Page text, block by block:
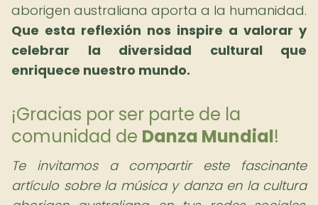
aborigen australiana aporta a la humanidad.
Que esta reflexión nos inspire a valorar y
celebrar la diversidad cultural que
enriquece nuestro mundo.
¡Gracias por ser parte de la
comunidad de Danza Mundial!
Te invitamos a compartir este fascinante
artículo sobre la música y danza en la cultura